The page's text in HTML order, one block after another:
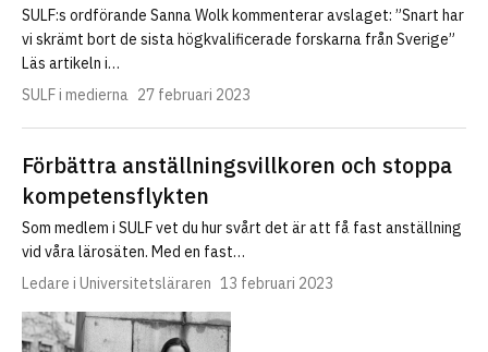
SULF:s ordförande Sanna Wolk kommenterar avslaget: ”Snart har
vi skrämt bort de sista högkvalificerade forskarna från Sverige”
Läs artikeln i…
SULF i medierna 27 februari 2023
Förbättra anställningsvillkoren och stoppa
kompetensflykten
Som medlem i SULF vet du hur svårt det är att få fast anställning
vid våra lärosäten. Med en fast…
Ledare i Universitetsläraren 13 februari 2023